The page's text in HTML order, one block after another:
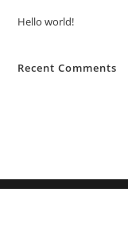
Hello world!
Recent Comments